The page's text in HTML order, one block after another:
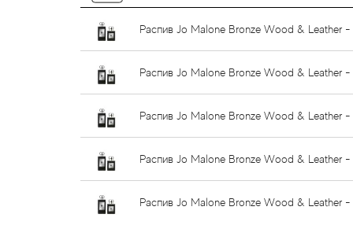
Распив Jo Malone Bronze Wood & Leather -
Распив Jo Malone Bronze Wood & Leather -
Распив Jo Malone Bronze Wood & Leather -
Распив Jo Malone Bronze Wood & Leather -
Распив Jo Malone Bronze Wood & Leather -